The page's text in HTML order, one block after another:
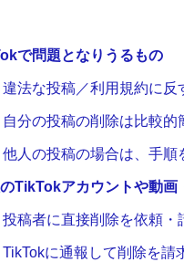
で問題となりうるもの
違法な投稿／利用規約に反
自分の投稿の削除は比較的
他人の投稿の場合は、手
TikTokアカウントや動画
投稿者に直接削除を依頼・
TikTokに通報して削除を請